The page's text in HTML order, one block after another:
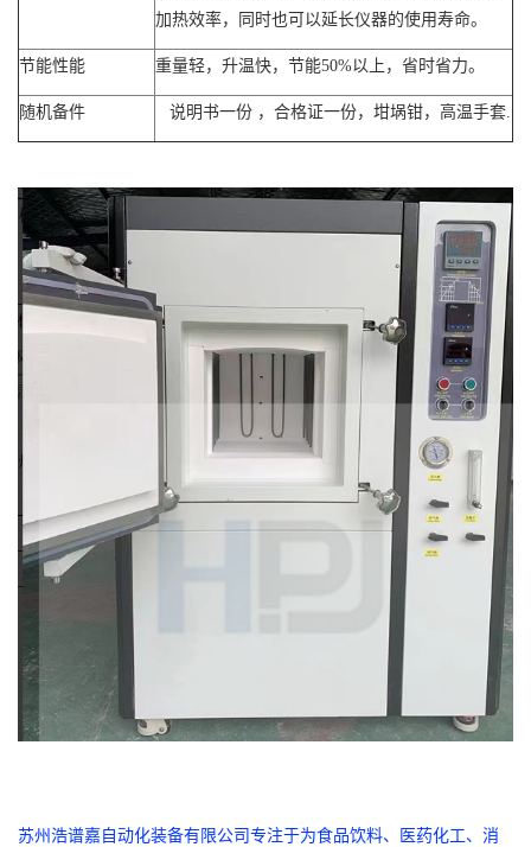
加热效率，同时也可以延长仪器的使用寿命。
节能性能 重量轻，升温快，节能50%以上，省时省力。
随机备件 说明书一份 ，合格证一份，坩埚钳，高温手套.
苏州浩谱嘉自动化装备有限公司专注于为食品饮料、医药化工、消